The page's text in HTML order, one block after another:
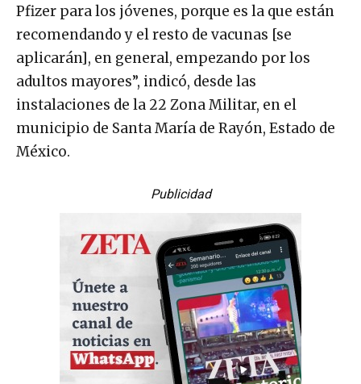
Pfizer para los jóvenes, porque es la que están
recomendando y el resto de vacunas [se
aplicarán], en general, empezando por los
adultos mayores”, indicó, desde las
instalaciones de la 22 Zona Militar, en el
municipio de Santa María de Rayón, Estado de
México.
Publicidad